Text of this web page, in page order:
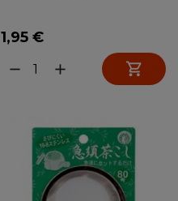
1,95 €
remove add 